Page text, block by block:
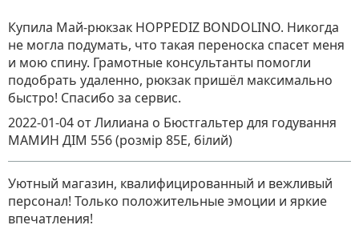
Купила Май-рюкзак HOPPEDIZ BONDOLINO. Никогда
не могла подумать, что такая переноска спасет меня
и мою спину. Грамотные консультанты помогли
подобрать удаленно, рюкзак пришёл максимально
быстро! Спасибо за сервис.
2022-01-04 от Лилиана о Бюстгальтер для годування
МАМИН ДІМ 556 (розмір 85E, білий)
Уютный магазин, квалифицированный и вежливый
персонал! Только положительные эмоции и яркие
впечатления!